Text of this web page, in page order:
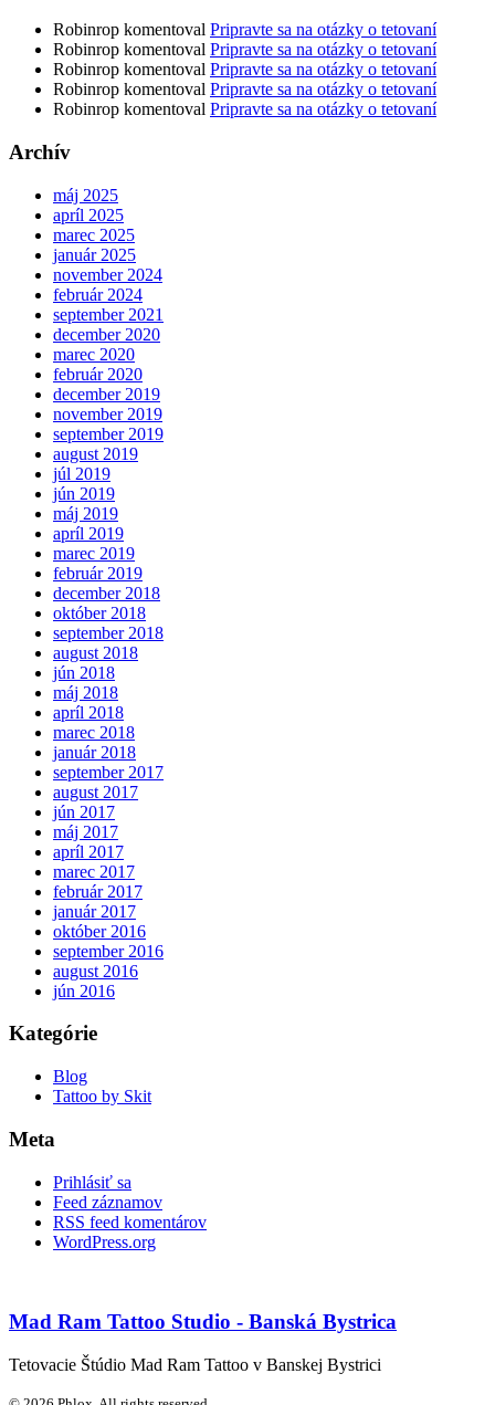
Robinrop komentoval Pripravte sa na otázky o tetovaní
Robinrop komentoval Pripravte sa na otázky o tetovaní
Robinrop komentoval Pripravte sa na otázky o tetovaní
Robinrop komentoval Pripravte sa na otázky o tetovaní
Robinrop komentoval Pripravte sa na otázky o tetovaní
Archív
máj 2025
apríl 2025
marec 2025
január 2025
november 2024
február 2024
september 2021
december 2020
marec 2020
február 2020
december 2019
november 2019
september 2019
august 2019
júl 2019
jún 2019
máj 2019
apríl 2019
marec 2019
február 2019
december 2018
október 2018
september 2018
august 2018
jún 2018
máj 2018
apríl 2018
marec 2018
január 2018
september 2017
august 2017
jún 2017
máj 2017
apríl 2017
marec 2017
február 2017
január 2017
október 2016
september 2016
august 2016
jún 2016
Kategórie
Blog
Tattoo by Skit
Meta
Prihlásiť sa
Feed záznamov
RSS feed komentárov
WordPress.org
Mad Ram Tattoo Studio - Banská Bystrica
Tetovacie Štúdio Mad Ram Tattoo v Banskej Bystrici